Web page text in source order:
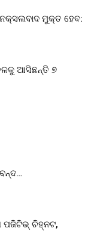
ନକ୍ସଲବାଦ ମୁକ୍ତ ହେବ:
ଆସିଛନ୍ତି ୭
ପଜିଟିଭ୍ ଚିହ୍ନଟ,